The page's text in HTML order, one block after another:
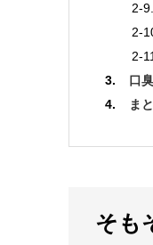
口
ま
そも